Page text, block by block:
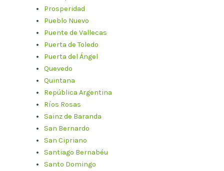
Prosperidad
Pueblo Nuevo
Puente de Vallecas
Puerta de Toledo
Puerta del Ángel
Quevedo
Quintana
República Argentina
Ríos Rosas
Sainz de Baranda
San Bernardo
San Cipriano
Santiago Bernabéu
Santo Domingo